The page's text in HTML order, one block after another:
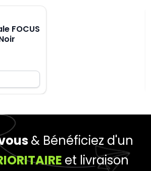
FOCUS
& Bénéficiez d'un
et livraison